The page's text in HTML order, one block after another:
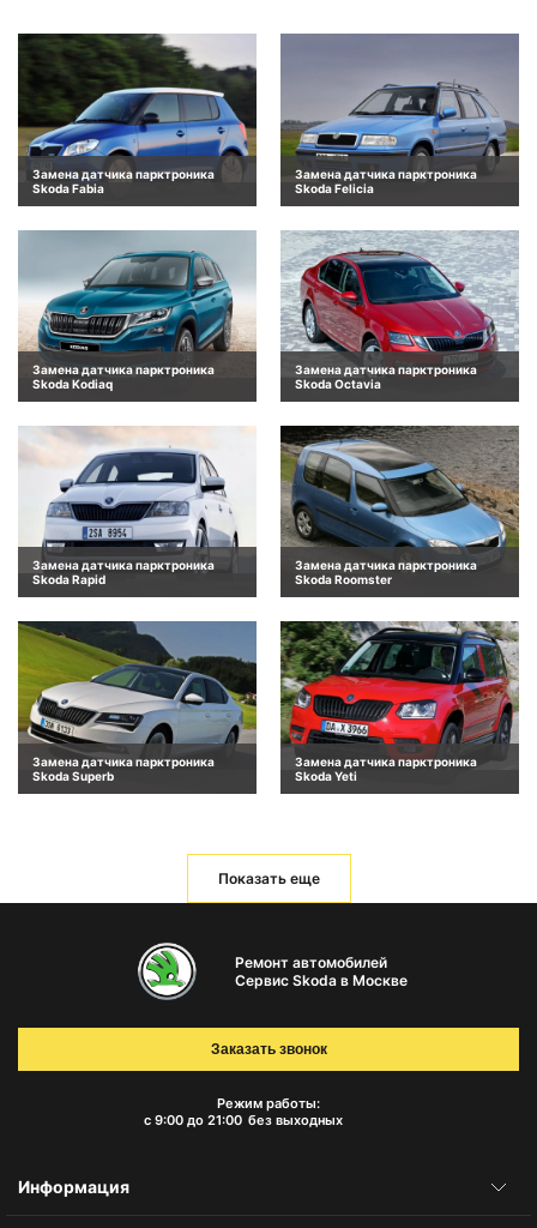
Замена датчика парктроника
Skoda Fabia
Замена датчика парктроника
Skoda Felicia
Замена датчика парктроника
Skoda Kodiaq
Замена датчика парктроника
Skoda Octavia
Замена датчика парктроника
Skoda Rapid
Замена датчика парктроника
Skoda Roomster
Замена датчика парктроника
Skoda Superb
Замена датчика парктроника
Skoda Yeti
Показать еще
Ремонт автомобилей
Сервис Skoda в Москве
Режим работы:
с 9:00 до 21:00 без выходных
Заказать звонок
Информация